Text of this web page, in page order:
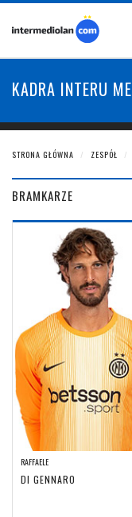
KADRA INTERU
STRONA GŁÓWNA ZESPÓŁ
BRAMKARZE
RAFFAELE
DI GENNARO